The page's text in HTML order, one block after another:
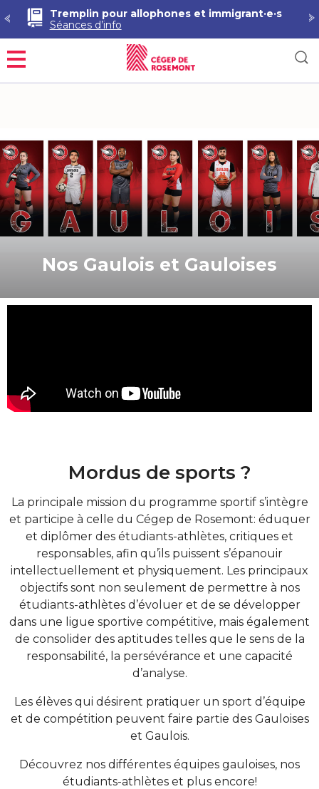
Démarche RAC en Techniques de pharmacie
Séances d’information
Menu
Nos Gaulois et Gauloises
Mordus de sports ?
La principale mission du programme sportif s’intègre
et participe à celle du Cégep de Rosemont: éduquer
et diplômer des étudiants-athlètes, critiques et
responsables, afin qu’ils puissent s’épanouir
intellectuellement et physiquement. Les principaux
objectifs sont non seulement de permettre à nos
étudiants-athlètes d’évoluer et de se développer
dans une ligue sportive compétitive, mais également
de consolider des aptitudes telles que le sens de la
responsabilité, la persévérance et une capacité
d’analyse.
Les élèves qui désirent pratiquer un sport d’équipe
et de compétition peuvent faire partie des Gauloises
et Gaulois.
Découvrez nos différentes équipes gauloises, nos
étudiants-athlètes et plus encore!